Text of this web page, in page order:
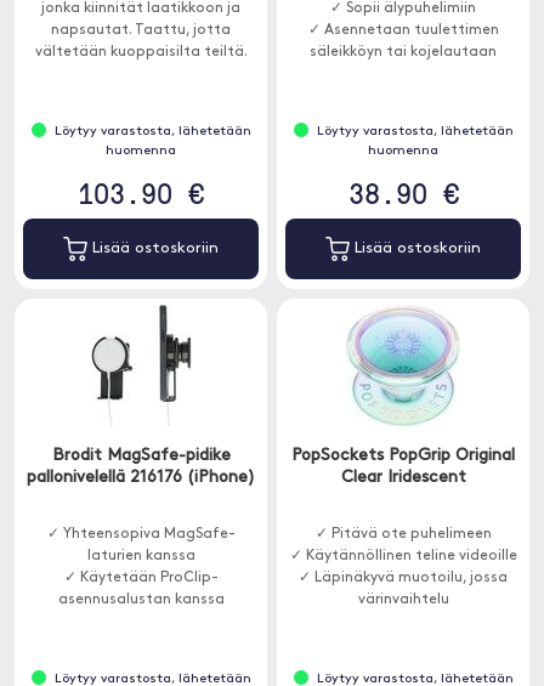
jonka kiinnität laatikkoon ja
napsautat. Taattu, jotta
vältetään kuoppaisilta teiltä.
Löytyy varastosta, lähetetään
huomenna
103.90 €
Lisää ostoskoriin
✓ Sopii älypuhelimiin
✓ Asennetaan tuulettimen
säleikköyn tai kojelautaan
Löytyy varastosta, lähetetään
huomenna
38.90 €
Lisää ostoskoriin
Brodit MagSafe-pidike
pallonivelellä 216176 (iPhone)
✓ Yhteensopiva MagSafe-
laturien kanssa
✓ Käytetään ProClip-
asennusalustan kanssa
Löytyy varastosta, lähetetään
PopSockets PopGrip Original
Clear Iridescent
✓ Pitävä ote puhelimeen
✓ Käytännöllinen teline videoille
✓ Läpinäkyvä muotoilu, jossa
värinvaihtelu
Löytyy varastosta, lähetetään